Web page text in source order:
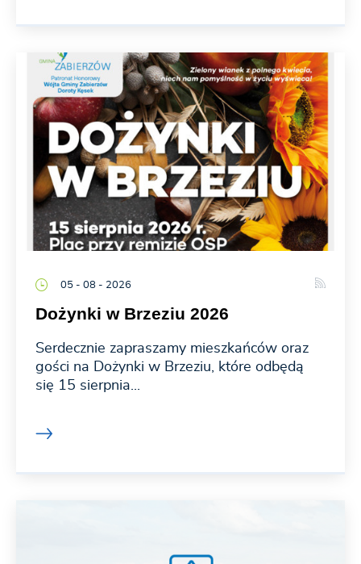
05 - 08 - 2026
Dożynki w Brzeziu 2026
Serdecznie zapraszamy mieszkańców oraz
gości na Dożynki w Brzeziu, które odbędą
się 15 sierpnia...